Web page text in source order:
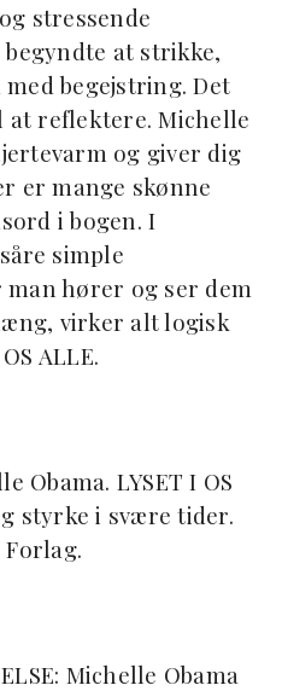
stressende
at strikke,
begejstring. Det
reflektere. Michelle
og giver dig
er mange skønne
i bogen. I
simple
hører og ser dem
virker alt logisk
ALLE.
Obama. LYSET I OS
styrke i svære tider.
Michelle Obama